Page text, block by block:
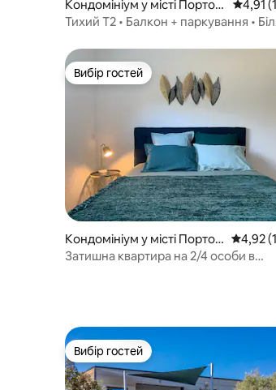
Кондомініум у місті Порто-
Веккьо
4,91
Тихий T2 • Балкон + паркування •
Вибір гостей
Вибір гостей
Кондомініум у місті Порто-
Веккьо
4,92
Затишна квартира на 2/4 особи в
Вибір гостей
Вибір гостей